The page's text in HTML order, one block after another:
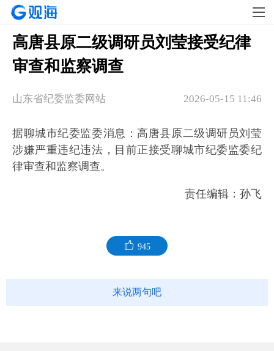
高唐县原二级调研员刘莹接受纪律
审查和监察调查
2026-05-15 11:46
山东省纪委监委网站
据聊城市纪委监委消息：高唐县原二级调研员刘莹
涉嫌严重违纪违法，目前正接受聊城市纪委监委纪
律审查和监察调查。
责任编辑：孙飞
945
来说两句吧